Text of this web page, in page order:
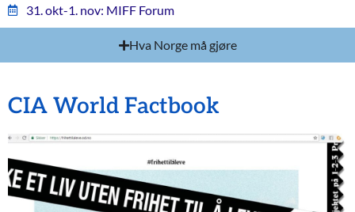
31. okt-1. nov: MIFF Forum
Hva Norge må gjøre
CIA World Factbook